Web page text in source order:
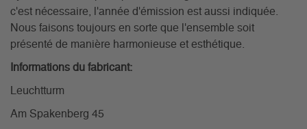
c'est nécessaire, l'année d'émission est aussi indiquée.
Nous faisons toujours en sorte que l'ensemble soit
présenté de manière harmonieuse et esthétique.
Informations du fabricant:
Leuchtturm
Am Spakenberg 45